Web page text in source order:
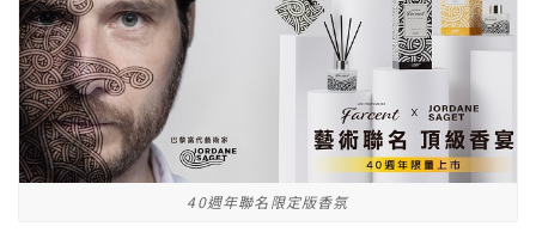
40週年聯名限定版香氛